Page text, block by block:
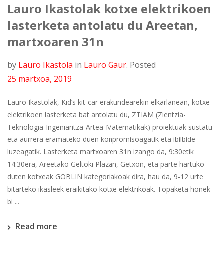
Lauro Ikastolak kotxe elektrikoen
lasterketa antolatu du Areetan,
martxoaren 31n
by Lauro Ikastola in Lauro Gaur. Posted
25 martxoa, 2019
Lauro Ikastolak, Kid’s kit-car erakundearekin elkarlanean, kotxe
elektrikoen lasterketa bat antolatu du, ZTIAM (Zientzia-
Teknologia-Ingeniaritza-Artea-Matematikak) proiektuak sustatu
eta aurrera eramateko duen konpromisoagatik eta ibilbide
luzeagatik. Lasterketa martxoaren 31n izango da, 9:30etik
14:30era, Areetako Geltoki Plazan, Getxon, eta parte hartuko
duten kotxeak GOBLIN kategoriakoak dira, hau da, 9-12 urte
bitarteko ikasleek eraikitako kotxe elektrikoak. Topaketa honek
bi ...
Read more